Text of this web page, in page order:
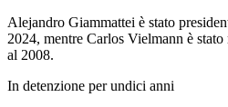
Alejandro Giammattei è stato
2024, mentre Carlos Vielmann è
al 2008.
In detenzione per undici anni